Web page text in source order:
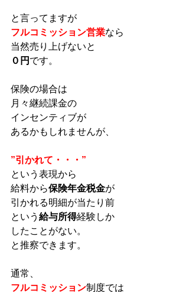
と言ってますが
フルコミッション営業なら
当然売り上げないと
０円 です。
保険の場合は
月々継続課金の
インセンティブが
あるかもしれませんが、
”引かれて・・・”
という表現から
給料から保険年金税金が
引かれる明細が当たり前
という 給与所得経験しか
したことがない。
と推察できます。
通常、
フルコミッション制度では